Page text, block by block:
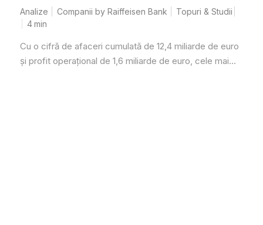
Analize Companii by Raiffeisen Bank
Topuri & Studii
4min
Cu o cifră de afaceri cumulată de 12,4 miliarde de euro
și profit operațional de 1,6 miliarde de euro, cele mai...